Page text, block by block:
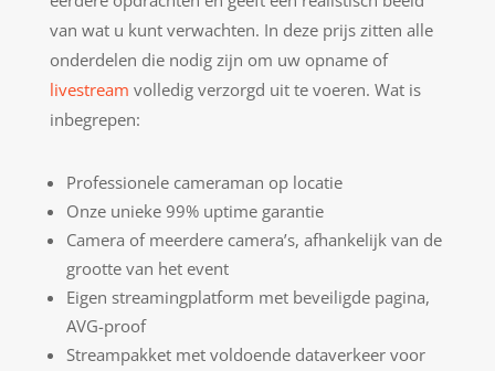
van wat u kunt verwachten. In deze prijs zitten alle
onderdelen die nodig zijn om uw opname of
livestream volledig verzorgd uit te voeren. Wat is
inbegrepen:
Professionele cameraman op locatie
Onze unieke 99% uptime garantie
Camera of meerdere camera’s, afhankelijk van de
grootte van het event
Eigen streamingplatform met beveiligde pagina,
AVG-proof
Streampakket met voldoende dataverkeer voor